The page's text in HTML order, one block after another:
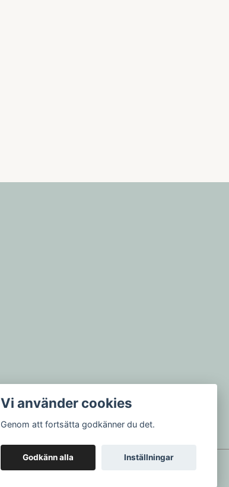
Vi använder cookies
Genom att fortsätta godkänner du det.
Godkänn alla Inställningar